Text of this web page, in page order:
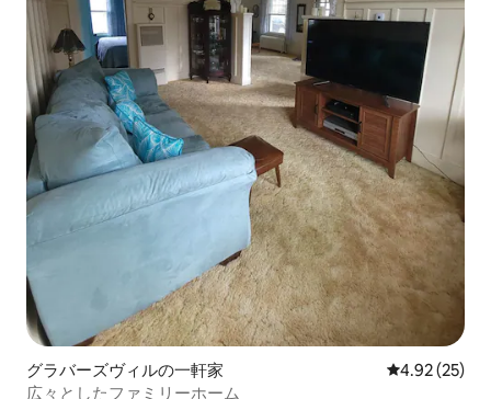
グラバーズヴィルの一軒家 レビュー25
4.92 (25)
広々としたファミリーホーム